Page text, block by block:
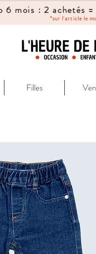
6 mois : 2 achetés
*sur l'article le
Filles